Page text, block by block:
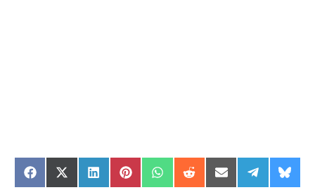
ShareShareShareShareShareShareShareShare